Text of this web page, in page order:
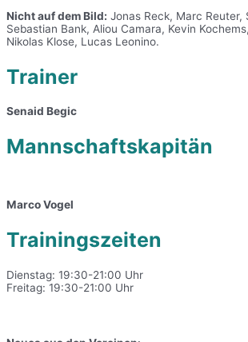
Nicht auf dem Bild: Jonas Reck, Marc Reuter,
Sebastian Bank, Aliou Camara, Kevin
Nikolas Klose, Lucas Leonino.
Trainer
Senaid Begic
Mannschaftskapitän
Marco Vogel
Trainingszeiten
Dienstag: 19:30-21:00 Uhr
Freitag: 19:30-21:00 Uhr